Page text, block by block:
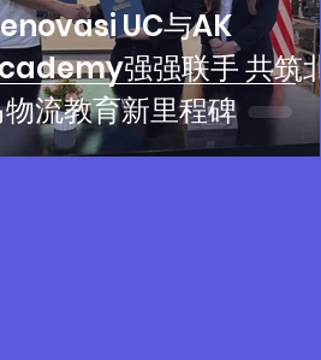
UC与AK
强强联手 共筑北
流教育新里程碑